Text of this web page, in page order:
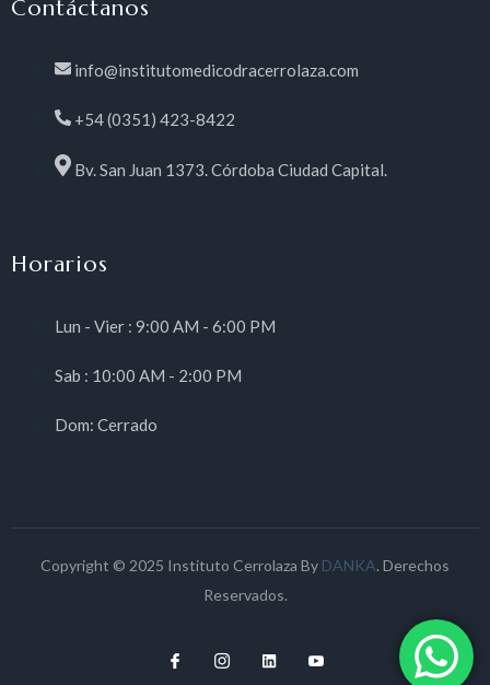
Contáctanos
info@institutomedicodracerrolaza.com
+54 (0351) 423-8422
Bv. San Juan 1373. Córdoba Ciudad Capital.
Horarios
Lun - Vier : 9:00 AM - 6:00 PM
Sab : 10:00 AM - 2:00 PM
Dom: Cerrado
Copyright © 2025 Instituto Cerrolaza By DANKA. Derechos
Reservados.